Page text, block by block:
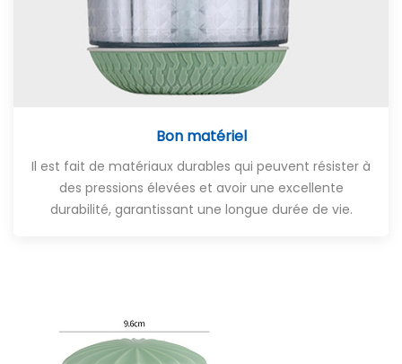
Bon matériel
Il est fait de matériaux durables qui peuvent résister à
des pressions élevées et avoir une excellente
durabilité, garantissant une longue durée de vie.